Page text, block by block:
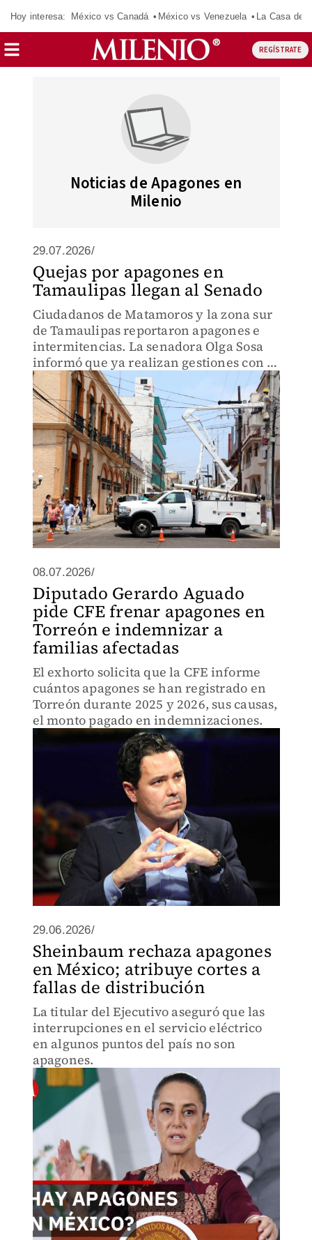
Hoy interesa: México vs Canadá México vs Venezuela La Casa de
REGÍSTRATE
Noticias de Apagones en
Milenio
29.07.2026/
Quejas por apagones en
Tamaulipas llegan al Senado
Ciudadanos de Matamoros y la zona sur
de Tamaulipas reportaron apagones e
intermitencias. La senadora Olga Sosa
informó que ya realizan gestiones con la
CFE para atender la demanda.
08.07.2026/
Diputado Gerardo Aguado
pide CFE frenar apagones en
Torreón e indemnizar a
familias afectadas
El exhorto solicita que la CFE informe
cuántos apagones se han registrado en
Torreón durante 2025 y 2026, sus causas,
el monto pagado en indemnizaciones.
29.06.2026/
Sheinbaum rechaza apagones
en México; atribuye cortes a
fallas de distribución
La titular del Ejecutivo aseguró que las
interrupciones en el servicio eléctrico
en algunos puntos del país no son
apagones.